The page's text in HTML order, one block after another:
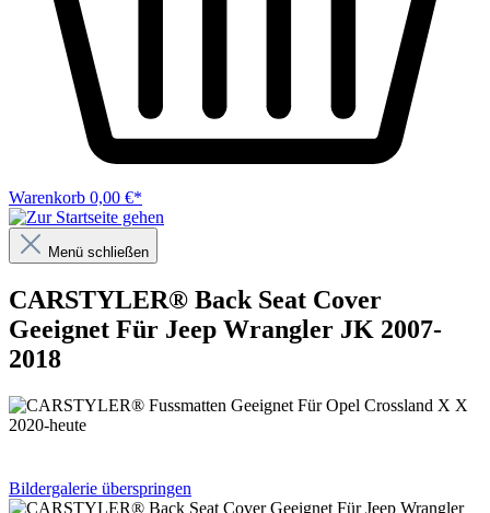
Warenkorb 0,00 €*
Menü schließen
CARSTYLER® Back Seat Cover
Geeignet Für Jeep Wrangler JK 2007-
2018
Bildergalerie überspringen